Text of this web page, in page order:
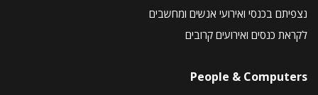
נצפיתם בכנסי ואירועי אנשים ומחשבים
לקראת כנסים ואירועים קרובים
People & Computers